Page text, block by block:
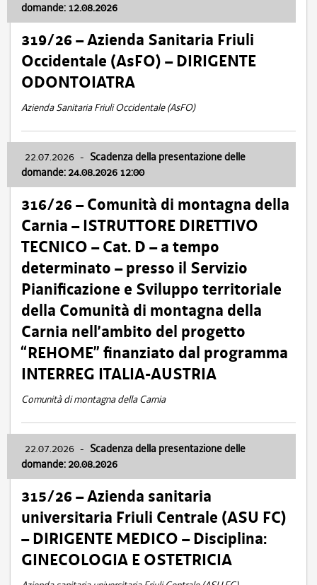
domande: 12.08.2026
319/26 – Azienda Sanitaria Friuli
Occidentale (AsFO) – DIRIGENTE
ODONTOIATRA
Azienda Sanitaria Friuli Occidentale (AsFO)
22.07.2026 - Scadenza della presentazione delle
domande: 24.08.2026 12:00
316/26 – Comunità di montagna della
Carnia – ISTRUTTORE DIRETTIVO
TECNICO – Cat. D – a tempo
determinato – presso il Servizio
Pianificazione e Sviluppo territoriale
della Comunità di montagna della
Carnia nell’ambito del progetto
“REHOME” finanziato dal programma
INTERREG ITALIA-AUSTRIA
Comunità di montagna della Carnia
22.07.2026 - Scadenza della presentazione delle
domande: 20.08.2026
315/26 – Azienda sanitaria
universitaria Friuli Centrale (ASU FC)
– DIRIGENTE MEDICO – Disciplina:
GINECOLOGIA E OSTETRICIA